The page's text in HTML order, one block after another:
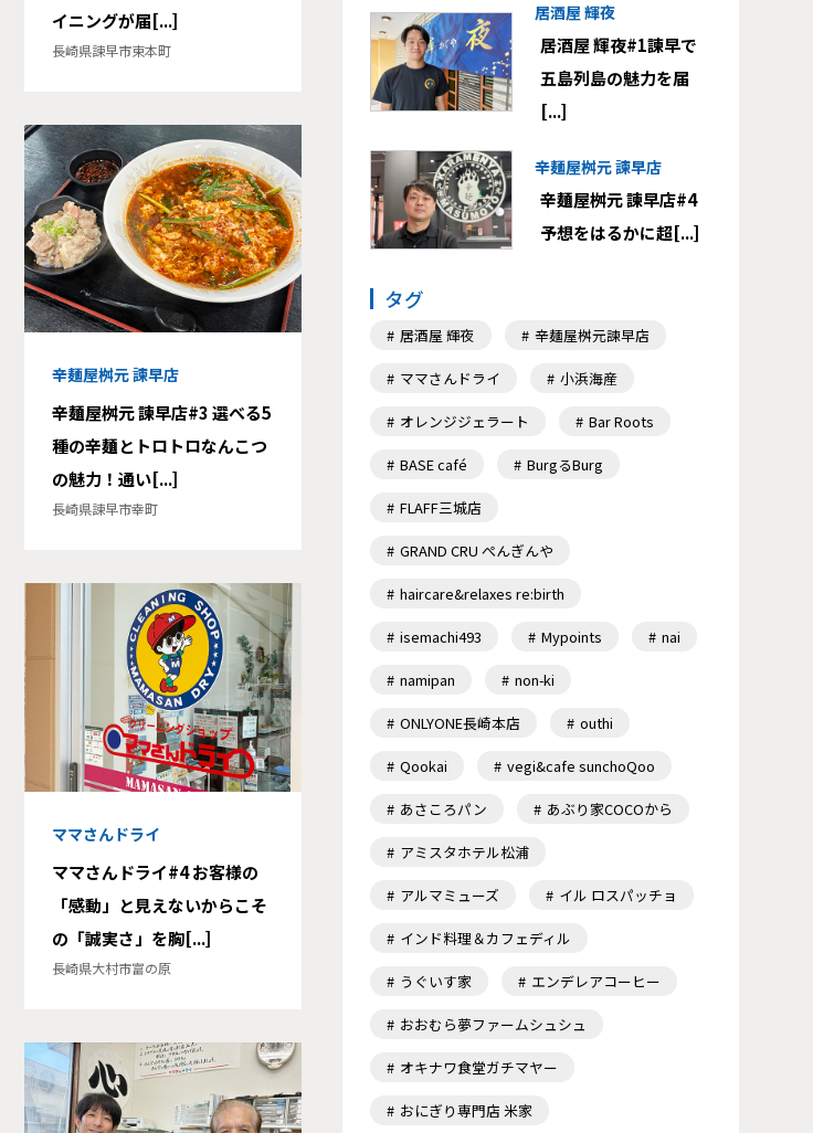
イニングが届[...]
長崎県諫早市東本町
辛麺屋桝元 諫早店
辛麺屋桝元 諫早店#3 選べる5
種の辛麺とトロトロなんこつ
の魅力！通い[...]
長崎県諫早市幸町
ママさんドライ
ママさんドライ#4 お客様の
「感動」と見えないからこそ
の「誠実さ」を胸[...]
長崎県大村市富の原
居酒屋 輝夜
居酒屋 輝夜#1諫早で
五島列島の魅力を届
[...]
辛麺屋桝元 諫早店
辛麺屋桝元 諫早店#4
予想をはるかに超[...]
タグ
居酒屋 輝夜 辛麺屋桝元諫早店
ママさんドライ 小浜海産
オレンジジェラート Bar Roots
BASE café BurgるBurg
FLAFF三城店
GRAND CRU ぺんぎんや
haircare&relaxes re:birth
isemachi493 Mypoints nai
namipan non-ki
ONLYONE長崎本店 outhi
Qookai vegi&cafe sunchoQoo
あさころパン あぶり家COCOから
アミスタホテル松浦
アルマミューズ イル ロスパッチョ
インド料理＆カフェディル
うぐいす家 エンデレアコーヒー
おおむら夢ファームシュシュ
オキナワ食堂ガチマヤー
おにぎり専門店 米家